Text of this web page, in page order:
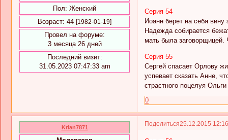
Пол: Женский
Возраст: 44 [1982-01-19]
Провел на форуме:
3 месяца 26 дней
Последний визит:
31.05.2023 07:47:33 am
Серия 54
Иоанн берет на себя
Надежда собирается
мать была заговорщицей.
Серия 55
Сергей спасает Орлову
успевает сказать Анне,
страстного поцелуя
0
Поделиться25.12.2015
Krian7871